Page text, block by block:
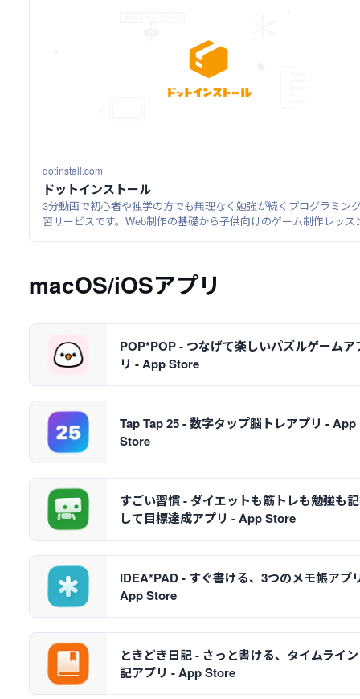
dotinstall.com
ドットインストール
3分動画で初心者や独学の方でも無理なく勉強が続くプログラミン
習サービスです。Web制作の基礎から子供向けのゲーム制作レッス
macOS/iOSアプリ
POP*POP - つなげて楽しいパズルゲームア
リ - App Store
Tap Tap 25 - 数字タップ脳トレアプリ - App
Store
すごい習慣 - ダイエットも筋トレも勉強も
して目標達成アプリ - App Store
IDEA*PAD - すぐ書ける、3つのメモ帳アプ
App Store
ときどき日記 - さっと書ける、タイムライ
記アプリ - App Store